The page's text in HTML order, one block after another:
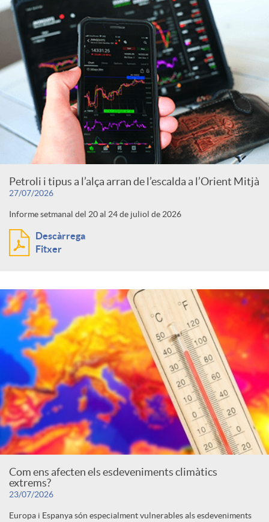
Petroli i tipus a l’alça arran de l’escalda a l’Orient Mitjà
27/07/2026
Informe setmanal del 20 al 24 de juliol de 2026
Descàrrega
Fitxer
Com ens afecten els esdeveniments climàtics
extrems?
23/07/2026
Europa i Espanya són especialment vulnerables als esdeveniments